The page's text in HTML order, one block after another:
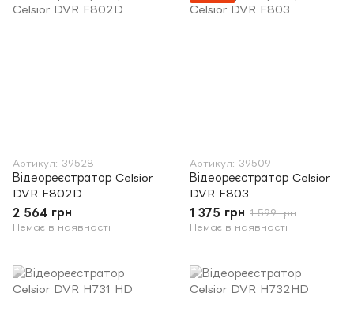
Артикул: 39528
Відеореєстратор Celsior
DVR F802D
2 564 грн
Немає в наявності
Артикул: 39509
Відеореєстратор Celsior
DVR F803
1 375 грн 1 599 грн
Немає в наявності